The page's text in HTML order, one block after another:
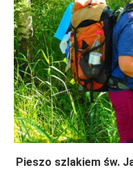
Pieszo szlakiem św.